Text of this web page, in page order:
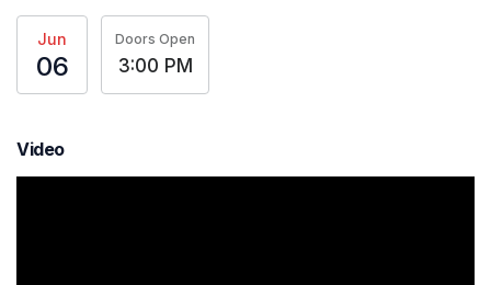
Jun
06
Doors Open
3:00 PM
Video